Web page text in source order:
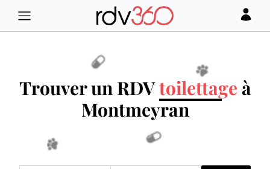
Trouver un RDVtoilettage à
Montmeyran